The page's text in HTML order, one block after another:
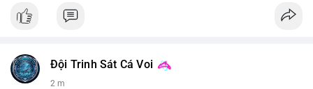
Đội Trinh Sát Cá Voi
2 m